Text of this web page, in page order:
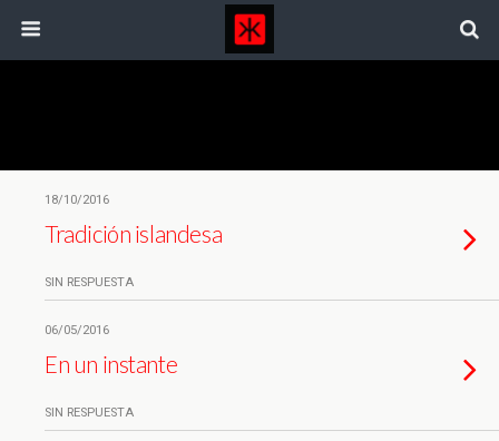
18/10/2016
Tradición islandesa
SIN RESPUESTA
06/05/2016
En un instante
SIN RESPUESTA